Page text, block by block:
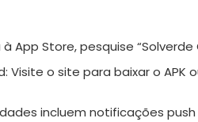
à App Store, pesquise
Visite o site para baixar o APK
incluem notificações